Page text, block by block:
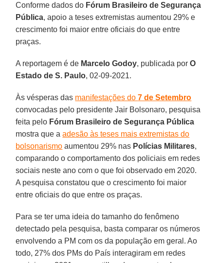
Conforme dados do Fórum Brasileiro de Segurança
Pública, apoio a teses extremistas aumentou 29% e
crescimento foi maior entre oficiais do que entre
praças.
A reportagem é de Marcelo Godoy, publicada porO
Estado de S. Paulo, 02-09-2021.
Às vésperas das manifestações do7 de Setembro
convocadas pelo presidente Jair Bolsonaro, pesquisa
feita pelo Fórum Brasileiro de Segurança Pública
mostra que aadesão às teses mais extremistas do
bolsonarismo aumentou 29% nas Polícias Militares,
comparando o comportamento dos policiais em redes
sociais neste ano com o que foi observado em 2020.
A pesquisa constatou que o crescimento foi maior
entre oficiais do que entre os praças.
Para se ter uma ideia do tamanho do fenômeno
detectado pela pesquisa, basta comparar os números
envolvendo a PM com os da população em geral. Ao
todo, 27% dos PMs do País interagiram em redes